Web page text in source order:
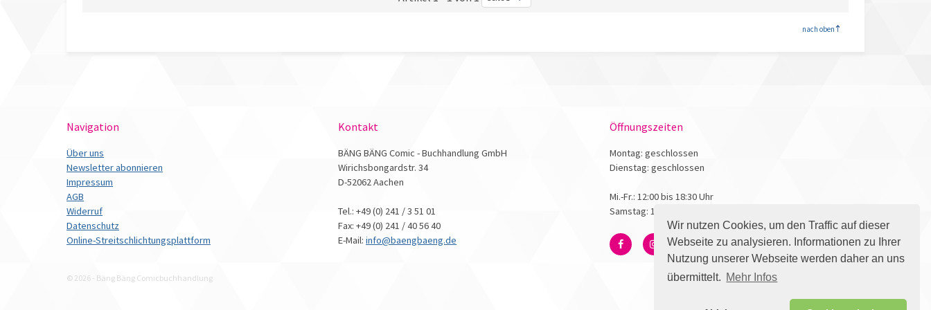
Wir nutzen Cookies, um den Traffic auf dieser
Webseite zu analysieren. Informationen zu Ihrer
Nutzung unserer Webseite werden daher an uns
übermittelt. Mehr Infos
nach oben
Navigation
Über uns
Newsletter abonnieren
Impressum
AGB
Widerruf
Datenschutz
Online-Streitschlichtungsplattform
Kontakt
BÄNG BÄNG Comic - Buchhandlung GmbH
Wirichsbongardstr. 34
D-52062 Aachen
Tel.: +49 (0) 241 / 3 51 01
Fax: +49 (0) 241 / 40 56 40
E-Mail: info@baengbaeng.de
Öffnungszeiten
Montag: geschlossen
Dienstag: geschlossen
Mi.-Fr.: 12:00 bis 18:30 Uhr
Samstag: 10:00 bis 17:00 Uhr
© 2026 - Bäng Bäng Comicbuchhandlung